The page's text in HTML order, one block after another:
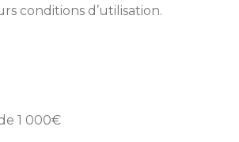
conditions d’utilisation.
1 000€